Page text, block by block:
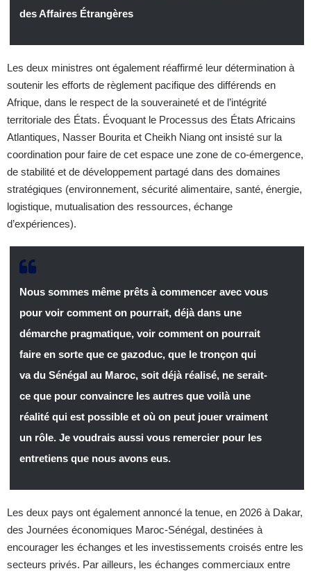
des Affaires Étrangères
Les deux ministres ont également réaffirmé leur détermination à
soutenir les efforts de règlement pacifique des différends en
Afrique, dans le respect de la souveraineté et de l’intégrité
territoriale des États. Évoquant le Processus des États Africains
Atlantiques, Nasser Bourita et Cheikh Niang ont insisté sur la
coordination pour faire de cet espace une zone de co-émergence,
de stabilité et de développement partagé dans des domaines
stratégiques (environnement, sécurité alimentaire, santé, énergie,
logistique, mutualisation des ressources, échange
d’expériences).
Nous sommes même prêts à commencer avec vous
pour voir comment on pourrait, déjà dans une
démarche pragmatique, voir comment on pourrait
faire en sorte que ce gazoduc, que le tronçon qui
va du Sénégal au Maroc, soit déjà réalisé, ne serait-
ce que pour convaincre les autres que voilà une
réalité qui est possible et où on peut jouer vraiment
un rôle. Je voudrais aussi vous remercier pour les
entretiens que nous avons eus.
Les deux pays ont également annoncé la tenue, en 2026 à Dakar,
des Journées économiques Maroc-Sénégal, destinées à
encourager les échanges et les investissements croisés entre les
secteurs privés. Par ailleurs, les échanges commerciaux entre